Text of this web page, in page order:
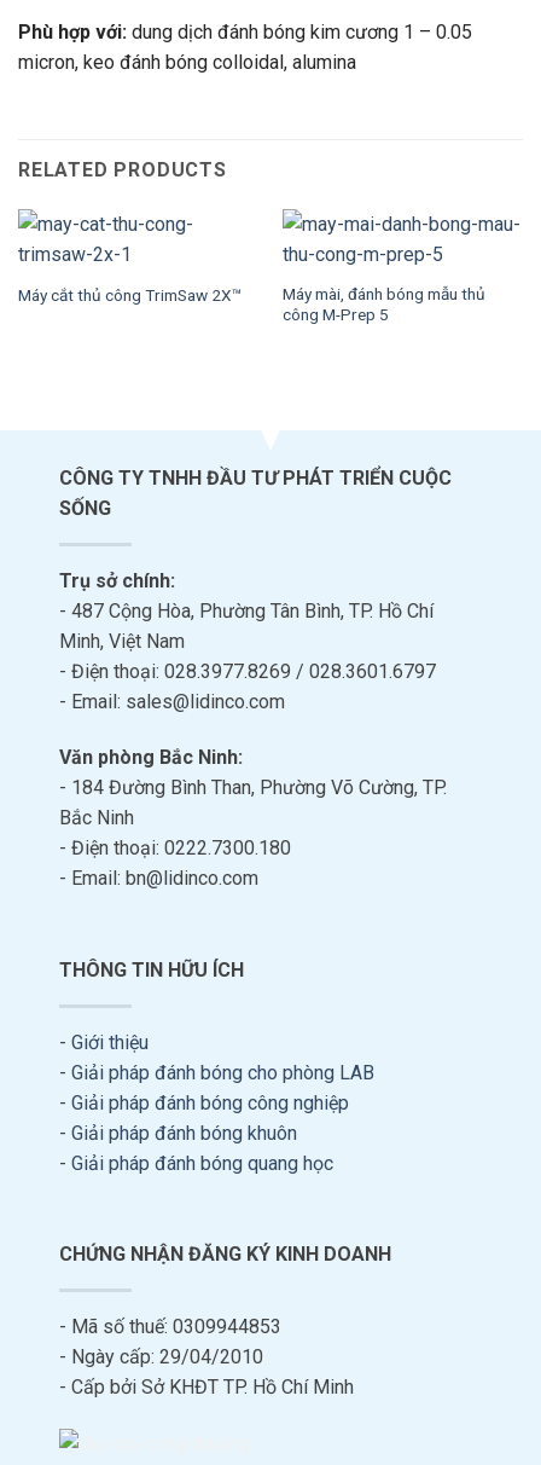
Phù hợp với: dung dịch đánh bóng kim cương 1 – 0.05
micron, keo đánh bóng colloidal, alumina
RELATED PRODUCTS
Máy cắt thủ công TrimSaw 2X™
Máy mài, đánh bóng mẫu thủ
công M-Prep 5
CÔNG TY TNHH ĐẦU TƯ PHÁT TRIỂN CUỘC
SỐNG
Trụ sở chính:
- 487 Cộng Hòa, Phường Tân Bình, TP. Hồ Chí
Minh, Việt Nam
- Điện thoại: 028.3977.8269 / 028.3601.6797
- Email: sales@lidinco.com
Văn phòng Bắc Ninh:
- 184 Đường Bình Than, Phường Võ Cường, TP.
Bắc Ninh
- Điện thoại: 0222.7300.180
- Email: bn@lidinco.com
THÔNG TIN HỮU ÍCH
- Giới thiệu
- Giải pháp đánh bóng cho phòng LAB
- Giải pháp đánh bóng công nghiệp
- Giải pháp đánh bóng khuôn
- Giải pháp đánh bóng quang học
CHỨNG NHẬN ĐĂNG KÝ KINH DOANH
- Mã số thuế: 0309944853
- Ngày cấp: 29/04/2010
- Cấp bởi Sở KHĐT TP. Hồ Chí Minh